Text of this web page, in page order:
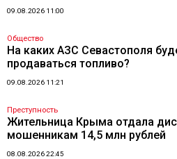
09.08.2026 11:00
Общество
На каких АЗС Севастополя
продаваться топливо?
09.08.2026 11:21
Преступность
Жительница Крыма отдала
мошенникам 14,5 млн рублей
08.08.2026 22:45